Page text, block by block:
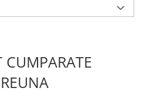
CUMPARATE